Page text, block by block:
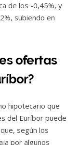
de los -0,45%, y
subiendo en
ofertas
hipotecario que
del Euríbor puede
según los
por algunos